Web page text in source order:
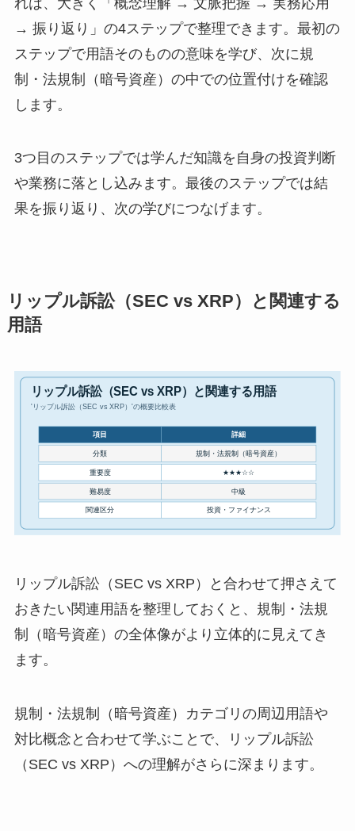
→ 振り返り」の4ステップで整理できます。最初の
ステップで用語そのものの意味を学び、次に規
制・法規制（暗号資産）の中での位置付けを確認
します。
3つ目のステップでは学んだ知識を自身の投資判断
や業務に落とし込みます。最後のステップでは結
果を振り返り、次の学びにつなげます。
リップル訴訟（SEC vs XRP）と関連する
用語
リップル訴訟（SEC vs XRP）と合わせて押さえて
おきたい関連用語を整理しておくと、規制・法規
制（暗号資産）の全体像がより立体的に見えてき
ます。
規制・法規制（暗号資産）カテゴリの周辺用語や
対比概念と合わせて学ぶことで、リップル訴訟
（SEC vs XRP）への理解がさらに深まります。